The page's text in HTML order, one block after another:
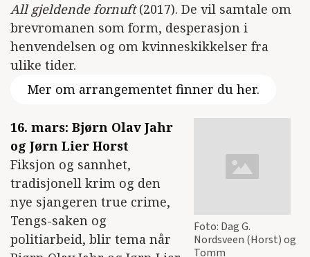
All gjeldende fornuft(2017). De vil samtale om
brevromanen som form, desperasjon i
henvendelsen og om kvinneskikkelser fra
ulike tider.
Mer om arrangementet finner du her.
Foto: Dag G.
Nordsveen (Horst) og
Tomm
16. mars: Bjørn Olav Jahr
og Jørn Lier Horst
Fiksjon og sannhet,
tradisjonell krim og den
nye sjangeren true crime,
Tengs-saken og
politiarbeid, blir tema når